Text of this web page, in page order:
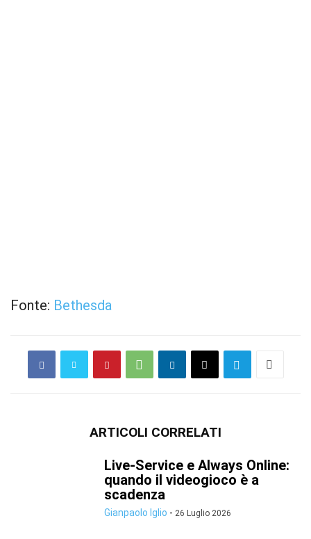
Fonte: Bethesda
ARTICOLI CORRELATI
Live-Service e Always Online:
quando il videogioco è a
scadenza
Gianpaolo Iglio - 26 Luglio 2026